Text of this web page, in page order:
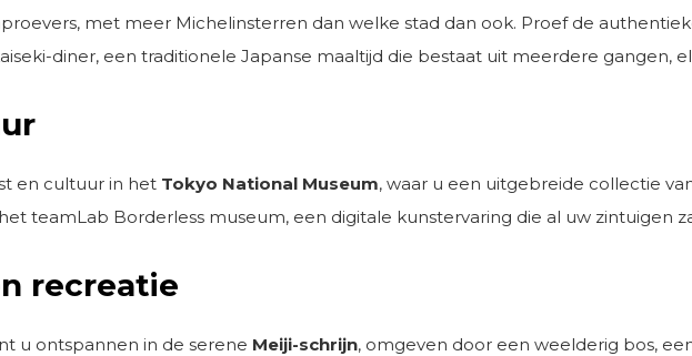
met meer Michelinsterren dan welke stad dan ook. Proef de
diner, een traditionele Japanse maaltijd die bestaat uit meerdere gangen,
en cultuur in het Tokyo National Museum, waar u een uitgebreide collectie
teamLab Borderless museum, een digitale kunstervaring die al uw zintuigen
recreatie
u ontspannen in de serene Meiji-schrijn, omgeven door een weelderig bos,